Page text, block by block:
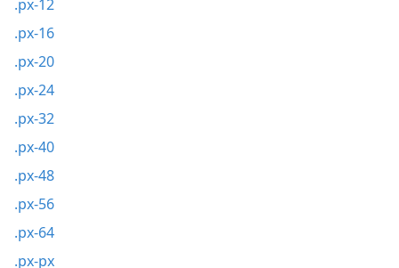
.px-12
.px-16
.px-20
.px-24
.px-32
.px-40
.px-48
.px-56
.px-64
.px-px